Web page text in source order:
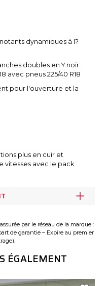
dynamiques à l?
doubles en Y noir
avec pneus 225/40 R18
pour l'ouverture et la
plus en cuir et
vitesses avec le pack
par le réseau de la marque :
de garantie – Expire au premier
ÉGALEMENT